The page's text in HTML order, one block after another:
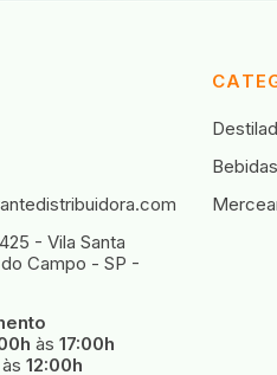
Bebidas
- Vila Santa
Campo - SP -
às17:00h
às12:00h